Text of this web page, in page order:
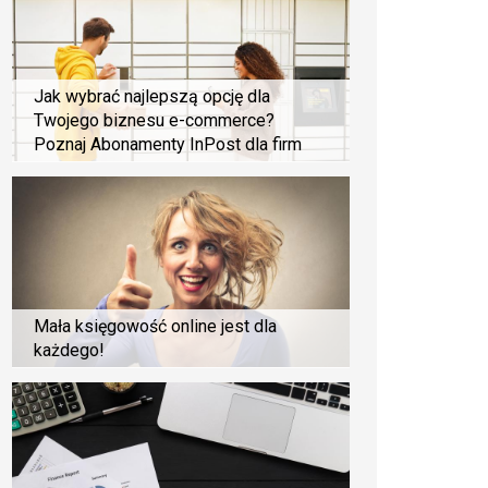
Jak wybrać najlepszą opcję dla
Twojego biznesu e-commerce?
Poznaj Abonamenty InPost dla firm
Mała księgowość online jest dla
każdego!